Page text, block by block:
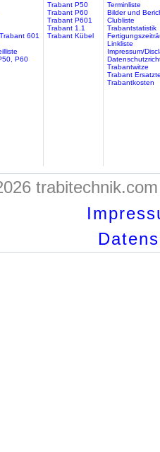
601
P60
Trabant P50
Trabant P60
Trabant P601
Trabant 1.1
Trabant Kübel
Terminliste
Bilder und
Clubliste
Trabantstatistik
Linkliste
Impressum/
Trabantwitze
Trabant
Trabantkosten